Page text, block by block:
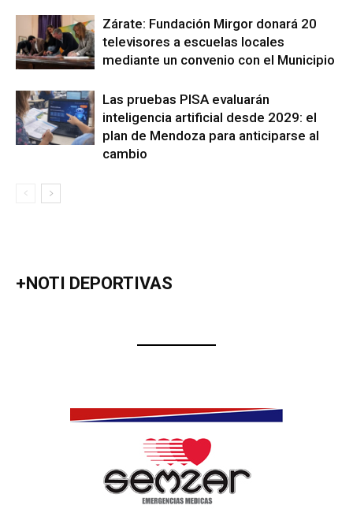
Zárate: Fundación Mirgor donará 20
televisores a escuelas locales
mediante un convenio con el Municipio
Las pruebas PISA evaluarán
inteligencia artificial desde 2029: el
plan de Mendoza para anticiparse al
cambio
+NOTI DEPORTIVAS